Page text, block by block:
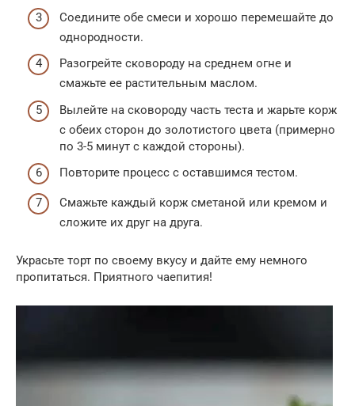
Соедините обе смеси и хорошо перемешайте до
однородности.
Разогрейте сковороду на среднем огне и
смажьте ее растительным маслом.
Вылейте на сковороду часть теста и жарьте корж
с обеих сторон до золотистого цвета (примерно
по 3-5 минут с каждой стороны).
Повторите процесс с оставшимся тестом.
Смажьте каждый корж сметаной или кремом и
сложите их друг на друга.
Украсьте торт по своему вкусу и дайте ему немного
пропитаться. Приятного чаепития!